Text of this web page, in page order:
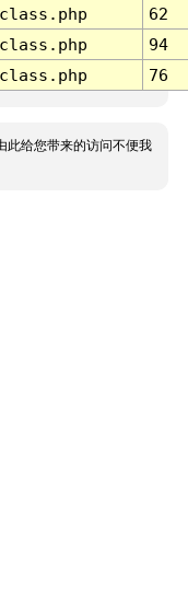
62
94
76
此给您带来的访问不便我